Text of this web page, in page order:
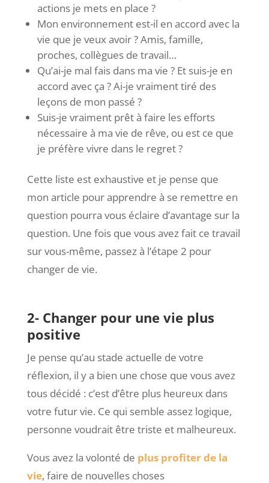
actions je mets en place ?
Mon environnement est-il en accord avec la
vie que je veux avoir ? Amis, famille,
proches, collègues de travail…
Qu’ai-je mal fais dans ma vie ? Et suis-je en
accord avec ça ? Ai-je vraiment tiré des
leçons de mon passé ?
Suis-je vraiment prêt à faire les efforts
nécessaire à ma vie de rêve, ou est ce que
je préfère vivre dans le regret ?
Cette liste est exhaustive et je pense que
mon article pour apprendre à se remettre en
question pourra vous éclaire d’avantage sur la
question. Une fois que vous avez fait ce travail
sur vous-même, passez à l’étape 2 pour
changer de vie.
2- Changer pour une vie plus
positive
Je pense qu’au stade actuelle de votre
réflexion, il y a bien une chose que vous avez
tous décidé : c’est d’être plus heureux dans
votre futur vie. Ce qui semble assez logique,
personne voudrait être triste et malheureux.
Vous avez la volonté de plus profiter de la
vie, faire de nouvelles choses